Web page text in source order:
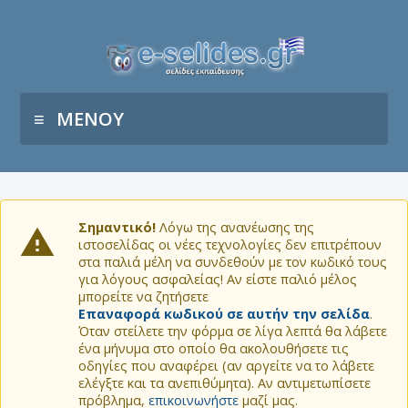
ΜΕΝΟΥ
Σημαντικό! Λόγω της ανανέωσης της
ιστοσελίδας οι νέες τεχνολογίες δεν επιτρέπουν
στα παλιά μέλη να συνδεθούν με τον κωδικό τους
για λόγους ασφαλείας! Αν είστε παλιό μέλος
μπορείτε να ζητήσετε
Επαναφορά κωδικού σε αυτήν την σελίδα.
Όταν στείλετε την φόρμα σε λίγα λεπτά θα λάβετε
ένα μήνυμα στο οποίο θα ακολουθήσετε τις
οδηγίες που αναφέρει (αν αργείτε να το λάβετε
ελέγξτε και τα ανεπιθύμητα). Αν αντιμετωπίσετε
πρόβλημα, επικοινωνήστε μαζί μας.